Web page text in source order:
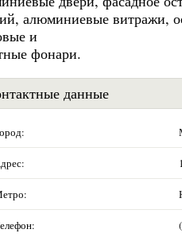
алюминиевые витражи,
и
фонари.
данные